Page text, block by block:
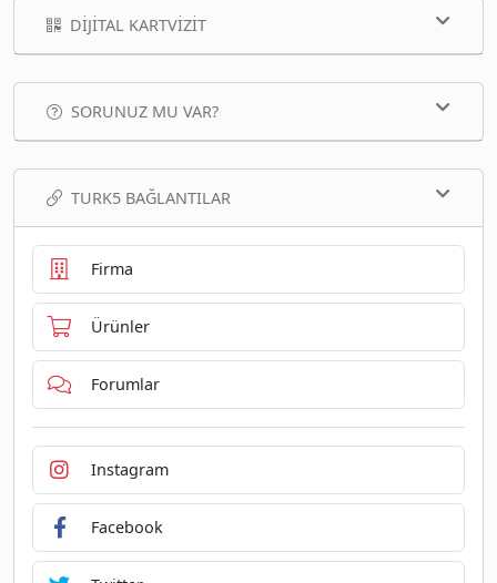
DIJITAL KARTVIZIT
SORUNUZ MU VAR?
TURK5 BAĞLANTILAR
Firma
Ürünler
Forumlar
Instagram
Facebook